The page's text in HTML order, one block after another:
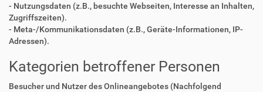
- Nutzungsdaten (z.B., besuchte Webseiten, Interesse an Inhalten,
Zugriffszeiten).
- Meta-/Kommunikationsdaten (z.B., Geräte-Informationen, IP-
Adressen).
Kategorien betroffener Personen
Besucher und Nutzer des Onlineangebotes (Nachfolgend